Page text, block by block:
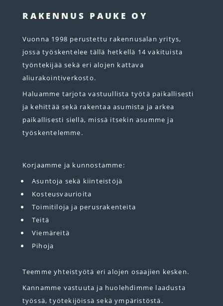
RAKENNUS PAUKE OY
Vuonna 1998 perustettu rakennusalan yritys,
jossa työskentelee tällä hetkellä 14 vakituista
työntekijää sekä eri alojen kattava
aliurakointiverkosto.
Haluamme tarjota vastuullista työtä paikallisesti
ja kehittää sekä rakentaa asumista ja arkea
paikallisesti siellä, missä itsekin asumme ja
työskentelemme.
Korjaamme ja kunnostamme:
Asuntoja sekä kiinteistöjä
Kosteusvaurioita
Toimitiloja ja perusrakenteita
Teitä
Viemäreitä
Pihoja
Teemme yhteistyötä eri alojen osaajien kesken.
Kannamme vastuuta ja huolehdimme laadusta
työssä, työtekijöissä sekä ympäristöstä.